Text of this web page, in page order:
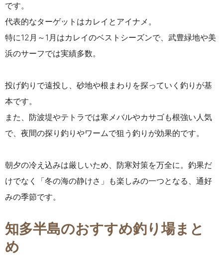
です。
代表的なターゲットはカレイとアイナメ。
特に12月～1月はカレイのベストシーズンで、武豊緑地や美
浜のサーフでは実績多数。
投げ釣りで遠投し、砂地や根まわりを探っていく釣りが基
本です。
また、防波堤やテトラでは寒メバルやカサゴも根強い人気
で、夜間の探り釣りやワームで狙う釣りが効果的です。
朝夕の冷え込みは厳しいため、防寒対策を万全に。釣果だ
けでなく「冬の海の静けさ」も楽しみの一つとなる、通好
みの季節です。
知多半島のおすすめ釣り場まと
め